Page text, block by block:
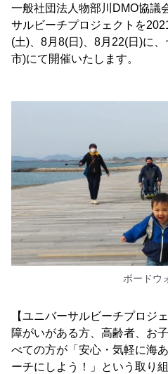
一般社団法人物部川DMO協議
サルビーチプロジェクトを
(土)、8月8(日)、8月22(日)に
市)にて開催いたします。
ボードウ
【ユニバーサルビーチプロジ
障がいがある方、高齢者、お
べての方が「安心・気軽に海
ーチにしよう！」という取り組